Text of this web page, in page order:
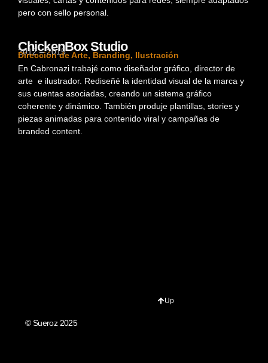
pero con sello personal.
ChickenBox Studio
2012 – 2015
Dirección de Arte, Branding, Ilustración
En Cabronazi trabajé como diseñador gráfico, director de
arte e ilustrador. Rediseñé la identidad visual de la marca y
sus cuentas asociadas, creando un sistema gráfico
coherente y dinámico. También produje plantillas, stories y
piezas animadas para contenido viral y campañas de
branded content.
© Sueroz 2025
Up